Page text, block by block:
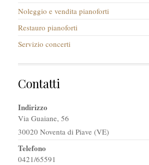
Noleggio e vendita pianoforti
Restauro pianoforti
Servizio concerti
Contatti
Indirizzo
Via Guaiane, 56
30020 Noventa di Piave (VE)
Telefono
0421/65591